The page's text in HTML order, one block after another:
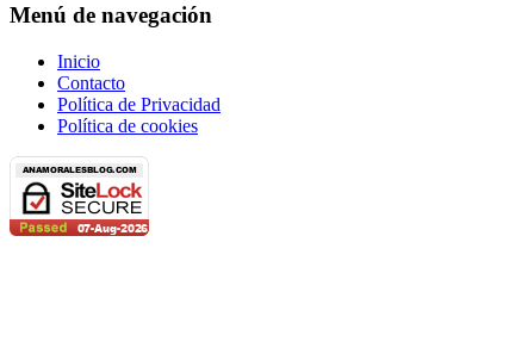
Menú de navegación
Inicio
Contacto
Política de Privacidad
Política de cookies